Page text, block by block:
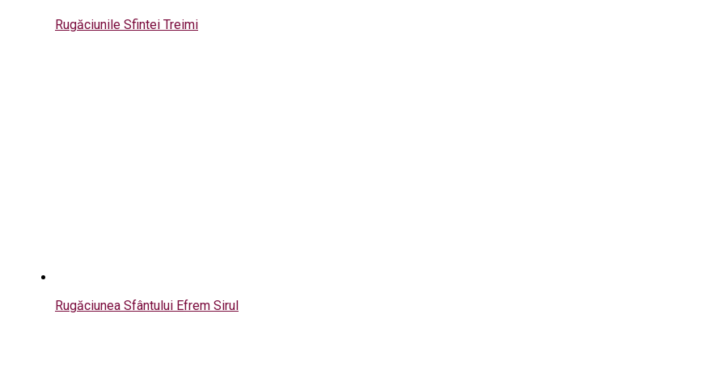
Rugăciunile Sfintei Treimi
Rugăciunea Sfântului Efrem Sirul